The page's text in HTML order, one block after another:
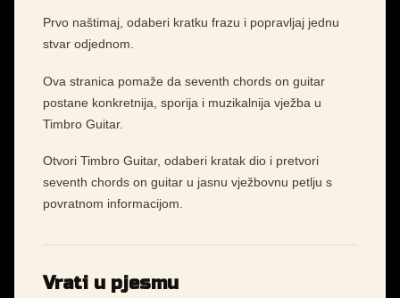
Prvo naštimaj, odaberi kratku frazu i popravljaj jednu
stvar odjednom.
Ova stranica pomaže da seventh chords on guitar
postane konkretnija, sporija i muzikalnija vježba u
Timbro Guitar.
Otvori Timbro Guitar, odaberi kratak dio i pretvori
seventh chords on guitar u jasnu vježbovnu petlju s
povratnom informacijom.
Vrati u pjesmu